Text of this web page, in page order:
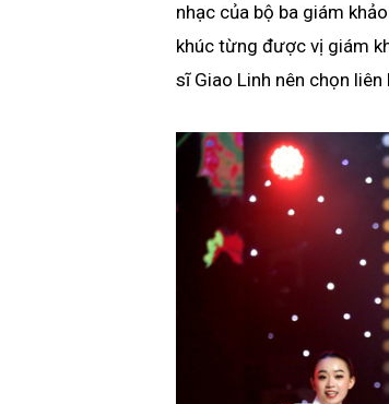
nhạc của bộ ba giám
khúc từng được vị giám
sĩ Giao Linh nên chọn liên